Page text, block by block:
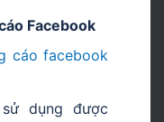
Facebook
cáo facebook
dụng được